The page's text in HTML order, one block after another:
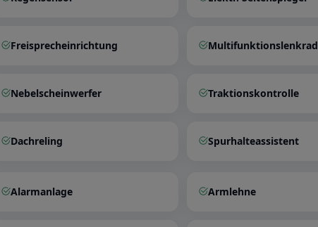
Freisprecheinrichtung Multifunktionslenkrad
Nebelscheinwerfer Traktionskontrolle
Dachreling Spurhalteassistent
Alarmanlage Armlehne